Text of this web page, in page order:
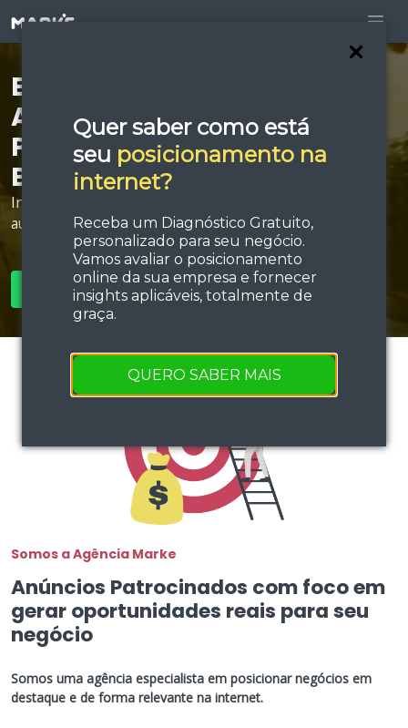
Quer saber como está
seu posicionamento na
internet?
Receba um Diagnóstico Gratuito,
personalizado para seu negócio.
Vamos avaliar o posicionamento
online da sua empresa e fornecer
insights aplicáveis, totalmente de
graça.
QUERO SABER MAIS
Está procurando por
Agência de Anúncios
Patrocinados em
Barbacena?
Invista em estratégias de tráfego e performance e
aumente sua força de vendas!
SOLICITAR ORÇAMENTO
Somos a Agência Marke
Anúncios Patrocinados com foco em
gerar oportunidades reais para seu
negócio
Somos uma agência especialista em posicionar negócios em
destaque e de forma relevante na internet.